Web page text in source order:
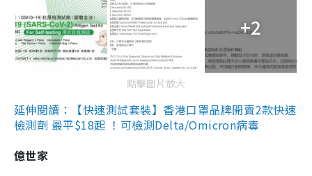
+2
點擊圖片放大
延伸閱讀：【快速測試套裝】香港口罩品牌開賣2款快速
檢測劑 最平$18起 ！可檢測Delta/Omicron病毒
億世家